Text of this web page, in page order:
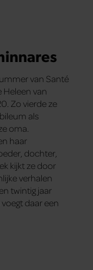
van Santé
Heleen van
Zo vierde ze
als
oma.
haar
dochter,
kijkt ze door
verhalen
twintig jaar
daar een